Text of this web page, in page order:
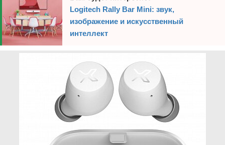
Logitech Rally Bar Mini: звук,
изображение и искусственный
интеллект